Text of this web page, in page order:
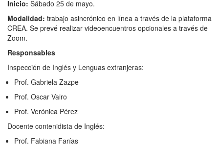
Inicio: Sábado 25 de mayo.
Modalidad: trabajo asincrónico en línea a través de la plataforma
CREA. Se prevé realizar videoencuentros opcionales a través de
Zoom.
Responsables
Inspección de Inglés y Lenguas extranjeras:
Prof. Gabriela Zazpe
Prof. Oscar Vairo
Prof. Verónica Pérez
Docente contenidista de Inglés:
Prof. Fabiana Farías